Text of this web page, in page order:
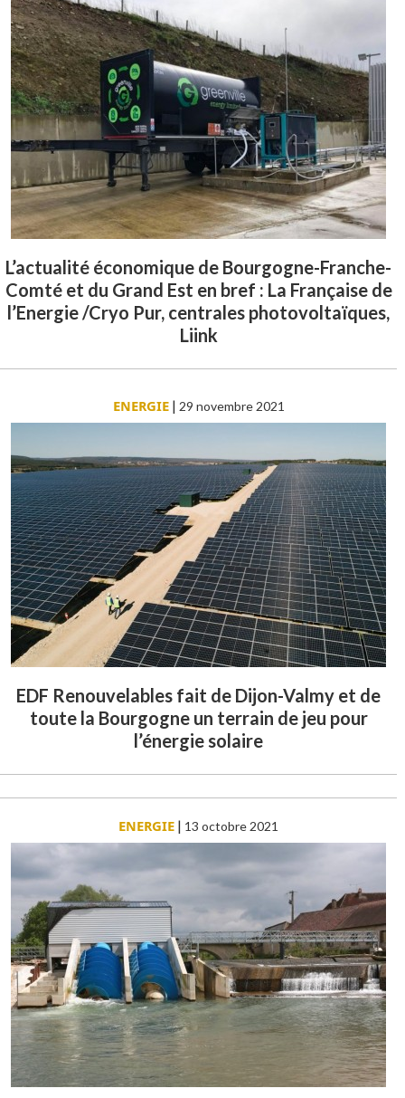
L’actualité économique de Bourgogne-Franche-
Comté et du Grand Est en bref : La Française de
l’Energie /Cryo Pur, centrales photovoltaïques,
Liink
ENERGIE| 29 novembre 2021
EDF Renouvelables fait de Dijon-Valmy et de
toute la Bourgogne un terrain de jeu pour
l’énergie solaire
ENERGIE | 13 octobre 2021